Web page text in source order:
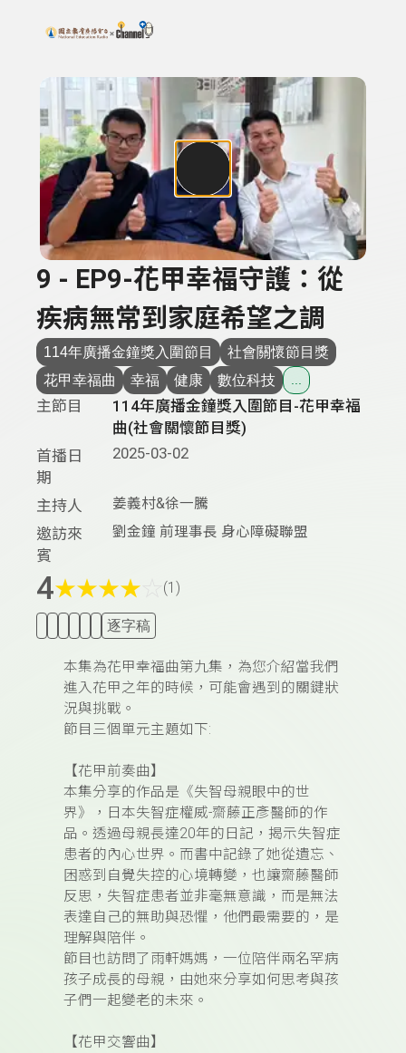
上方功能區塊
搜尋關鍵字：可輸入節目名稱、主持人或關鍵字
9 - EP9-花甲幸福守護：從
疾病無常到家庭希望之調
114年廣播金鐘獎入圍節目
社會關懷節目獎
花甲幸福曲
幸福 健康 數位科技
主節目
114年廣播金鐘獎入圍節目-花甲幸福
曲(社會關懷節目獎)
首播日
期
2025-03-02
主持人 姜義村&徐一騰
邀訪來
賓
劉金鐘 前理事長 身心障礙聯盟
4★★★★ (1)
逐字稿
本集為花甲幸福曲第九集，為您介紹當我們
進入花甲之年的時候，可能會遇到的關鍵狀
況與挑戰。
節目三個單元主題如下:
【花甲前奏曲】
本集分享的作品是《失智母親眼中的世
界》，日本失智症權威-齋藤正彥醫師的作
品。透過母親長達20年的日記，揭示失智症
患者的內心世界。而書中記錄了她從遺忘、
困惑到自覺失控的心境轉變，也讓齋藤醫師
反思，失智症患者並非毫無意識，而是無法
表達自己的無助與恐懼，他們最需要的，是
理解與陪伴。
節目也訪問了雨軒媽媽，一位陪伴兩名罕病
孩子成長的母親，由她來分享如何思考與孩
子們一起變老的未來。
【花甲交響曲】